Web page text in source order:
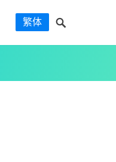
繁体